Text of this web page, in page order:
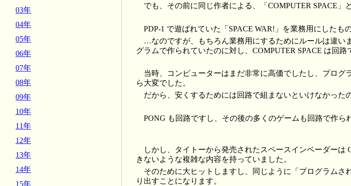
でも、その前に同じ作者による、「COMPUTER SPACE」
PDP-1 で遊ばれていた「SPACE WAR!」を業務用にしたもの
…なのですが、もちろん業務用にするためにルールは違い
グラムで作られていたのに対し、COMPUTER SPACE は回路
当時、コンピューターはまだ非常に高価でしたし、プログ
ら大変でした。
だから、安くするためには回路で組まないといけなかった
PONG も回路ですし、その後の多くのゲームも回路で作ら
しかし、タイトーから発売されたスペースインベーダーは
きないような複雑な内容を持っていました。
そのために大ヒットしますし、同じように「プログラム
り出すことになります。
03年
04年
05年
06年
07年
08年
09年
10年
11年
12年
13年
14年
15年